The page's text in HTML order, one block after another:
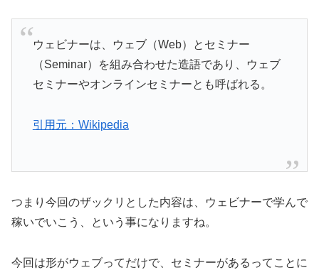
ウェビナーは、ウェブ（Web）とセミナー
（Seminar）を組み合わせた造語であり、ウェブ
セミナーやオンラインセミナーとも呼ばれる。
引用元：Wikipedia
つまり今回のザックリとした内容は、ウェビナーで学んで
稼いでいこう、という事になりますね。
今回は形がウェブってだけで、セミナーがあるってことに